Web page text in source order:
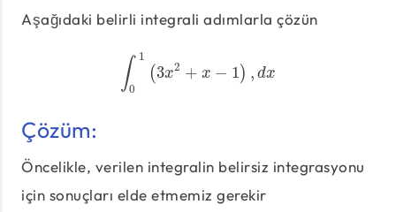
Aşağıdaki belirli integrali adımlarla çözün
∫ 1
0
(3x2 + x − 1) , dx
∫01(3x2+x −1) dx
Çözüm:
Öncelikle, verilen integralin belirsiz integrasyonu
için sonuçları elde etmemiz gerekir